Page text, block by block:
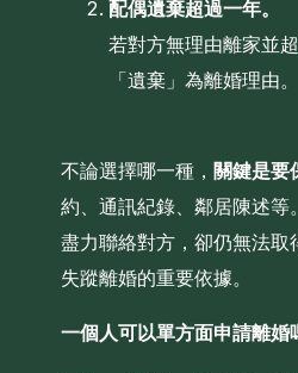
配偶遺棄超過一年。
若對方無理由離家並
「遺棄」為離婚理由。
不論選擇哪一種， 關鍵是要
約、通訊紀錄、鄰居陳述等
盡力聯絡對方，卻仍無法取
失蹤離婚的重要依據。
一個人可以單方面申請離婚